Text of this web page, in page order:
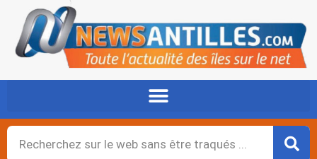
contenu
Rechercher